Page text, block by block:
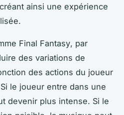
ainsi une expérience
Final Fantasy, par
des variations de
des actions du joueur
le joueur entre dans une
devenir plus intense. Si le